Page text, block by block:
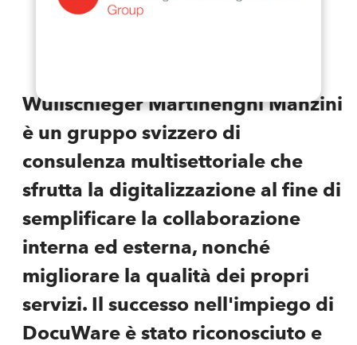
Wullschleger Martinenghi Manzini
è un gruppo svizzero di
consulenza multisettoriale che
sfrutta la digitalizzazione al fine di
semplificare la collaborazione
interna ed esterna, nonché
migliorare la qualità dei propri
servizi. Il successo nell'impiego di
DocuWare è stato riconosciuto e